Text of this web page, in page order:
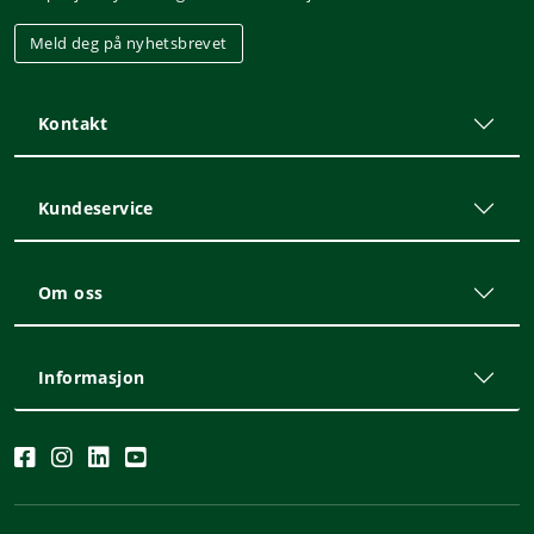
Meld deg på nyhetsbrevet
Kontakt
Kundeservice
Om oss
Informasjon